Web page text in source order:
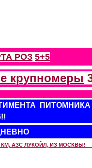
РОЗ 5+5
крупномеры
ПИТОМНИКА
АЗС ЛУКОЙЛ, ИЗ МОСКВЫ!